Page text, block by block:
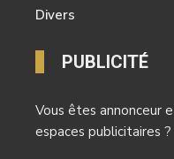
Divers
PUBLICITÉ
Vous êtes annonceur
espaces publicitaires ?